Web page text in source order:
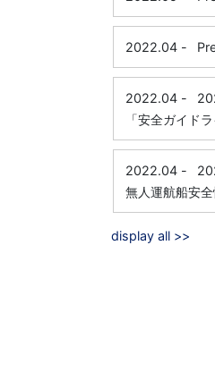
2022.04 -
2022.04 -
「安全ガイド
2022.04 -
無人運航船安
display all >>